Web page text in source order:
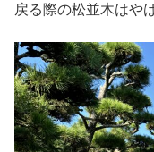
戻る際の松並木はや